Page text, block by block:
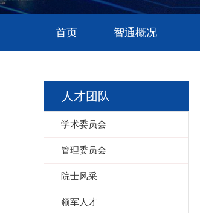
首页 智通概况
人才团队
学术委员会
管理委员会
院士风采
领军人才